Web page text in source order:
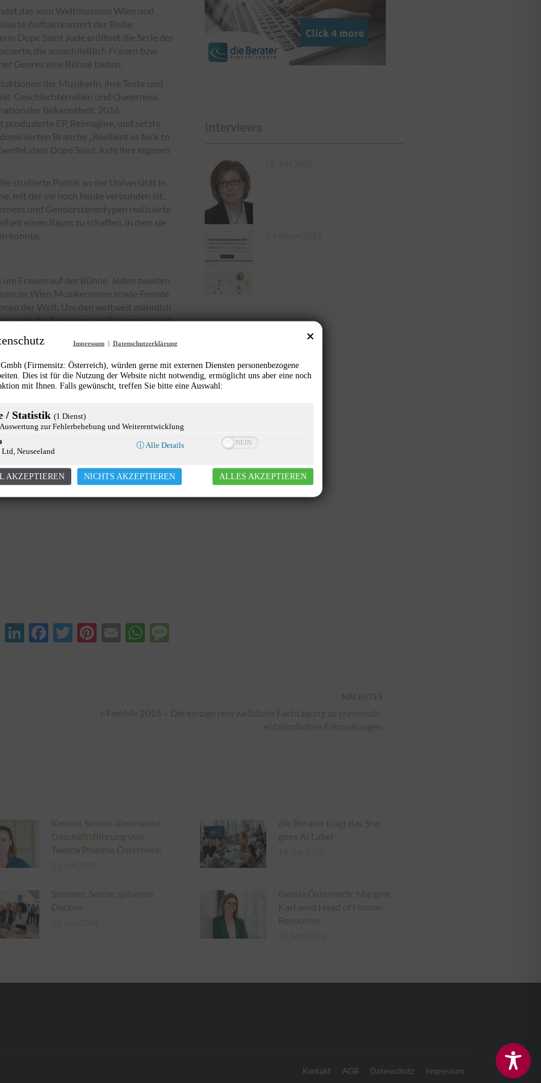
das vom Weltmuseum Wien und
Auftaktkonzert der Reihe
Dope Saint Jude eröffnet die Serie der
die ausschließlich Frauen bzw.
Genres eine Bühne bieten.
der Musikerin, ihre Texte und
Geschlechterrollen und Queerness
Bekanntheit. 2016
EP, Reimagine, und setzte
Branche „Resilient as fuck to
dass Dope Saint Jude ihre eigenen
studierte Politik an der Universität in
mit der sie noch heute verbunden ist.
und Genderstereotypen realisierte
einen Raum zu schaffen, in dem sie
konnte.
Frauen auf der Bühne. Jeden zweiten
Wien Musikerinnen sowie Female
der Welt. Um den weltweit männlich
Exzellenz von Frauen und auf
Charakter der ausgewählten Acts
Feminismus, Queerness sowie
konfrontieren und es ermutigen
Im Vorfeld des Konzertes wird
innerhalb für Frauen
und besprochen.
Interviews
XINGLinkedIn
Facebook
Twitter
Pinterest
EmailWhatsApp
NÄCHSTES
Nächster
i-FemMe 2018 – Die einzige rein weibliche Fachtagung zu chronisch-
entzündlichen Erkrankungen
Kerstin Schorn übernimmt
Geschäftsführung von
Takeda Pharma Österreich
die Berater trägt das She
goes AI Label
Sommer, Sonne, gläserne
Decken
Nestlé Österreich: Margret
Karl wird Head of Human
Resources
Kontakt AGB Datenschutz Impressum
Impressum | Datenschutzerklärung
(Firmensitz: Österreich), würden gerne mit externen Diensten personenbezogene
Dies ist für die Nutzung der Website nicht notwendig, ermöglicht uns aber eine noch
mit Ihnen. Falls gewünscht, treffen Sie bitte eine Auswahl:
/ Statistik (1 Dienst)
zur Fehlerbehebung und Weiterentwicklung
Neuseeland
ⓘ Alle Details
AKZEPTIEREN NICHTS AKZEPTIEREN ALLES AKZEPTIEREN